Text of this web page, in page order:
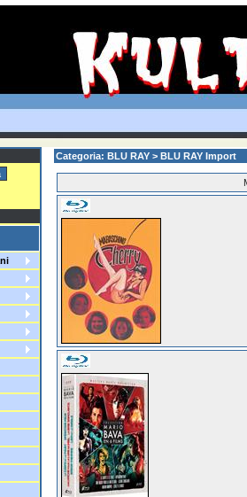
Categoria: BLU RAY > BLU RAY Import